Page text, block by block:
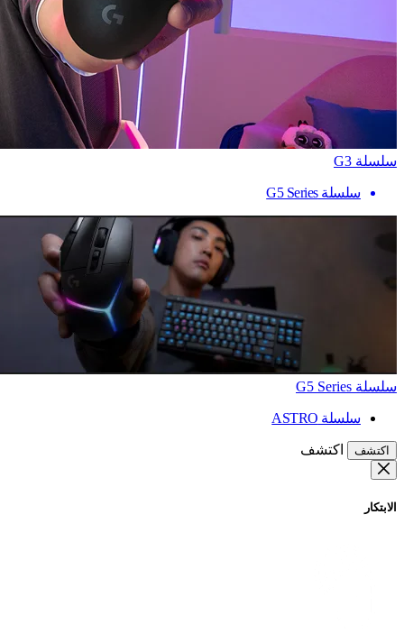
سلسلة G3
سلسلة G5 Series
سلسلة G5 Series
سلسلة ASTRO
اكتشف اكتشف
الابتكار